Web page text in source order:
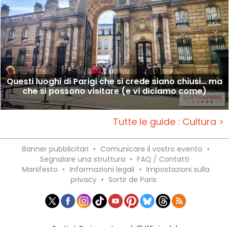
Questi luoghi di Parigi che si crede siano chiusi… ma
che si possono visitare (e vi diciamo come)
Tutte le guide : Cultura >
Banner pubblicitari • Comunicare il vostro evento •
Segnalare una struttura • FAQ / Contatti
Manifesto • Informazioni legali • Impostazioni sulla
privacy • Sortir de Paris